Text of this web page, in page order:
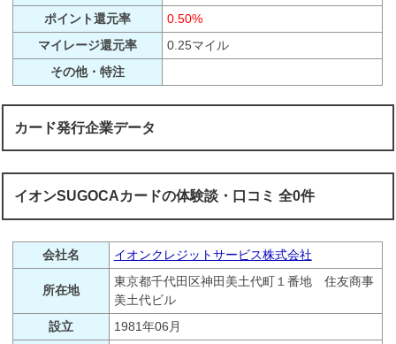
ポイント還元率
0.50%
マイレージ還元率
0.25マイル
その他・特注
カード発行企業データ
イオンSUGOCAカードの体験談・口コミ 全0件
会社名 イオンクレジットサービス株式会社
所在地
東京都千代田区神田美土代町１番地 住友商事
美土代ビル
設立
1981年06月